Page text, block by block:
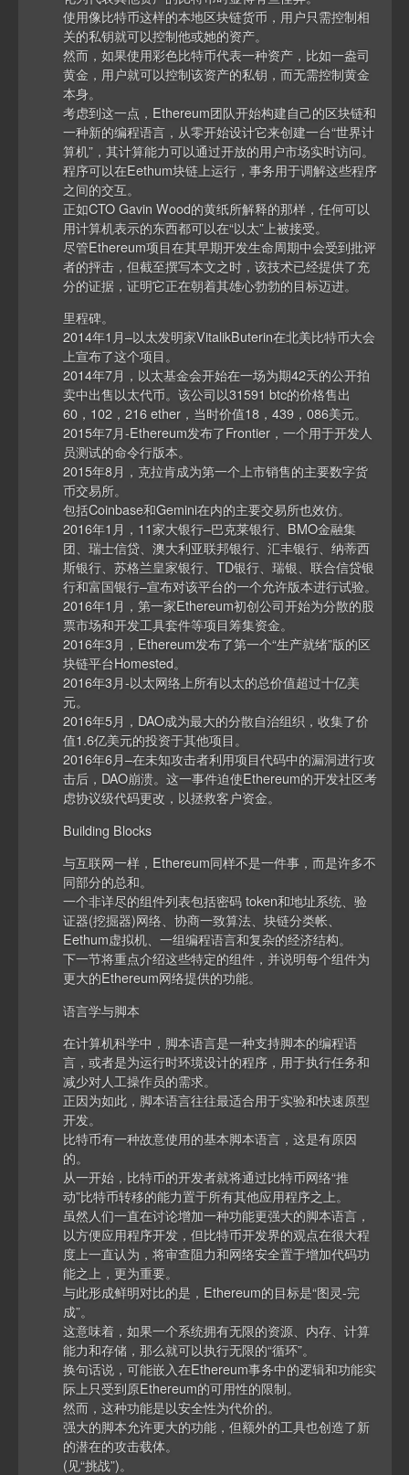
使用像比特币这样的本地区块链货币，用户只需控制相
关的私钥就可以控制他或她的资产。
然而，如果使用彩色比特币代表一种资产，比如一盎司
黄金，用户就可以控制该资产的私钥，而无需控制黄金
本身。
考虑到这一点，Ethereum团队开始构建自己的区块链和
一种新的编程语言，从零开始设计它来创建一台“世界计
算机”，其计算能力可以通过开放的用户市场实时访问。
程序可以在Eethum块链上运行，事务用于调解这些程序
之间的交互。
正如CTO Gavin Wood的黄纸所解释的那样，任何可以
用计算机表示的东西都可以在“以太”上被接受。
尽管Ethereum项目在其早期开发生命周期中会受到批评
者的抨击，但截至撰写本文之时，该技术已经提供了充
分的证据，证明它正在朝着其雄心勃勃的目标迈进。
里程碑。
2014年1月–以太发明家VitalikButerin在北美比特币大会
上宣布了这个项目。
2014年7月，以太基金会开始在一场为期42天的公开拍
卖中出售以太代币。该公司以31591 btc的价格售出
60，102，216 ether，当时价值18，439，086美元。
2015年7月-Ethereum发布了Frontier，一个用于开发人
员测试的命令行版本。
2015年8月，克拉肯成为第一个上市销售的主要数字货
币交易所。
包括Coinbase和Gemini在内的主要交易所也效仿。
2016年1月，11家大银行–巴克莱银行、BMO金融集
团、瑞士信贷、澳大利亚联邦银行、汇丰银行、纳蒂西
斯银行、苏格兰皇家银行、TD银行、瑞银、联合信贷银
行和富国银行–宣布对该平台的一个允许版本进行试验。
2016年1月，第一家Ethereum初创公司开始为分散的股
票市场和开发工具套件等项目筹集资金。
2016年3月，Ethereum发布了第一个“生产就绪”版的区
块链平台Homested。
2016年3月-以太网络上所有以太的总价值超过十亿美
元。
2016年5月，DAO成为最大的分散自治组织，收集了价
值1.6亿美元的投资于其他项目。
2016年6月–在未知攻击者利用项目代码中的漏洞进行攻
击后，DAO崩溃。这一事件迫使Ethereum的开发社区考
虑协议级代码更改，以拯救客户资金。
Building Blocks
与互联网一样，Ethereum同样不是一件事，而是许多不
同部分的总和。
一个非详尽的组件列表包括密码 token和地址系统、验
证器(挖掘器)网络、协商一致算法、块链分类帐、
Eethum虚拟机、一组编程语言和复杂的经济结构。
下一节将重点介绍这些特定的组件，并说明每个组件为
更大的Ethereum网络提供的功能。
语言学与脚本
在计算机科学中，脚本语言是一种支持脚本的编程语
言，或者是为运行时环境设计的程序，用于执行任务和
减少对人工操作员的需求。
正因为如此，脚本语言往往最适合用于实验和快速原型
开发。
比特币有一种故意使用的基本脚本语言，这是有原因
的。
从一开始，比特币的开发者就将通过比特币网络“推
动”比特币转移的能力置于所有其他应用程序之上。
虽然人们一直在讨论增加一种功能更强大的脚本语言，
以方便应用程序开发，但比特币开发界的观点在很大程
度上一直认为，将审查阻力和网络安全置于增加代码功
能之上，更为重要。
与此形成鲜明对比的是，Ethereum的目标是“图灵-完
成”。
这意味着，如果一个系统拥有无限的资源、内存、计算
能力和存储，那么就可以执行无限的“循环”。
换句话说，可能嵌入在Ethereum事务中的逻辑和功能实
际上只受到原Ethereum的可用性的限制。
然而，这种功能是以安全性为代价的。
强大的脚本允许更大的功能，但额外的工具也创造了新
的潜在的攻击载体。
(见“挑战”)。